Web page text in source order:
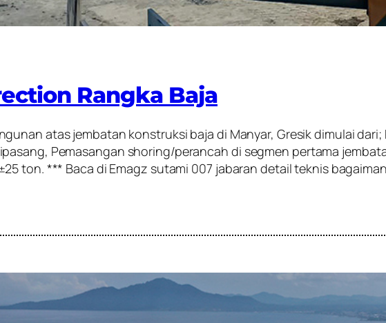
Rangka Baja
atas jembatan konstruksi baja di Manyar, Gresik dimulai
Pemasangan shoring/perancah di segmen pertama
ton. *** Baca di Emagz sutami 007 jabaran detail teknis